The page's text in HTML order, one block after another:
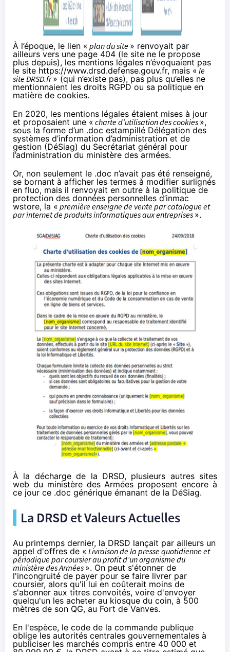
À l’époque, le lien « plan du site » renvoyait par
ailleurs vers une page 404 (le site ne le propose
plus depuis), les mentions légales n’évoquaient pas
le site https://www.drsd.defense.gouv.fr, mais «le
site DRSD.fr» (qui n’existe pas), pas plus qu’elles ne
mentionnaient les droits RGPD ou sa politique en
matière de cookies.
En 2020, les mentions légales étaient mises à jour
et proposaient une « charte d’utilisation des cookies »,
sous la forme d’un .doc estampillé Délégation des
systèmes d’information d’administration et de
gestion (DéSiag) du Secrétariat général pour
l’administration du ministère des armées.
Or, non seulement le .doc n’avait pas été renseigné,
se bornant à afficher les termes à modifier surlignés
en fluo, mais il renvoyait en outre à la politique de
protection des données personnelles d’inmac
wstore, la « première enseigne de vente par catalogue et
par internet de produits informatiques aux entreprises ».
À la décharge de la DRSD, plusieurs autres sites
web du ministère des Armées proposent encore à
ce jour ce .doc générique émanant de la DéSiag.
La DRSD et Valeurs Actuelles
Au printemps dernier, la DRSD lançait par ailleurs un
appel d'offres de « Livraison de la presse quotidienne et
périodique par coursier au profit d’un organisme du
ministère des Armées ». On peut s'étonner de
l'incongruité de payer pour se faire livrer par
coursier, alors qu'il lui en coûterait moins de
s'abonner aux titres convoités, voire d'envoyer
quelqu'un les acheter au kiosque du coin, à 500
mètres de son QG, au Fort de Vanves.
En l'espèce, le code de la commande publique
obligeles autorités centrales gouvernementales à
publiciser les marchés compris entre 40 000 et